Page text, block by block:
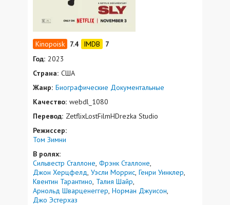
7.4
7
Год: 2023
Страна: США
Жанр: Биографические Документальные
Качество: webdl_1080
Перевод: ZetflixLostFilmHDrezka Studio
Режиссер:
Том Зимни
В ролях:
Сильвестр Сталлоне Фрэнк Сталлоне
Джон Херцфелд Уэсли Моррис Генри Уинклер
Квентин Тарантино Талия Шайр
Арнольд Шварценеггер Норман Джуисон
Джо Эстерхаз